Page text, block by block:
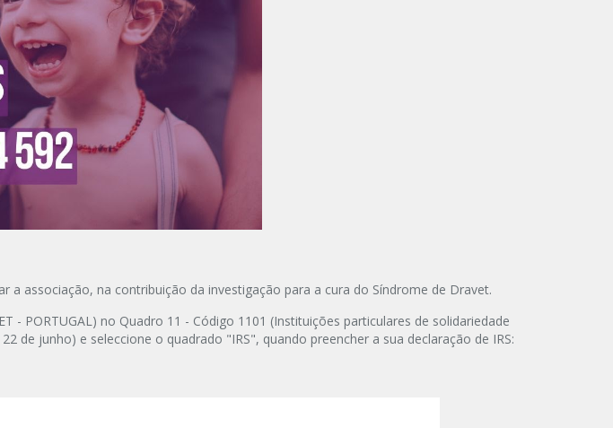
a associação, na contribuição da investigação para a cura do Síndrome de Dravet.
- PORTUGAL) no Quadro 11 - Código 1101 (Instituições particulares de solidariedade
de junho) e seleccione o quadrado "IRS", quando preencher a sua declaração de IRS: